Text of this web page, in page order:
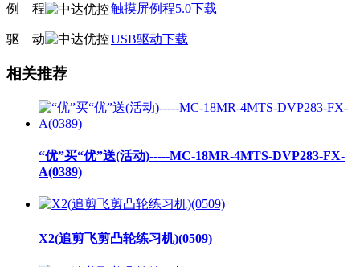
例 程 触摸屏例程5.0下载
驱 动 USB驱动下载
相关推荐
“优”买“优”送(活动)-----MC-18MR-4MTS-DVP283-FX-
A(0389)
X2(追剪飞剪凸轮练习机)(0509)